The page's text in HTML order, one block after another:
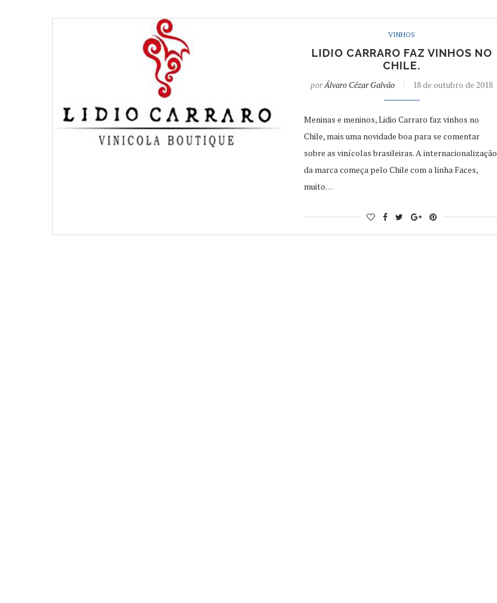
VINHOS
LIDIO CARRARO FAZ VINHOS NO
CHILE.
porÁlvaro Cézar Galvão 18 de outubro de 2018
Meninas e meninos, Lidio Carraro faz vinhos no
Chile, mais uma novidade boa para se comentar
sobre as vinícolas brasileiras. A internacionalização
da marca começa pelo Chile com a linha Faces,
muito…